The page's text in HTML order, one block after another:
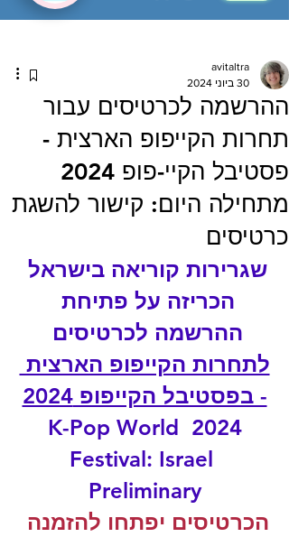
ההרשמה לכרטיסים עבור
תחרות הקייפופ הארצית -
פסטיבל הקיי-פופ 2024
מתחילה היום: קישור להשגת
כרטיסים
avitaltra
30 ביוני 2024
שגרירות קוריאה בישראל
הכריזה על פתיחת
ההרשמה לכרטיסים
לתחרות הקייפופ הארצית
- בפסטיבל הקייפופ 2024
‏2024 K-Pop World
Festival: Israel
Preliminary
הכרטיסים יפתחו להזמנה